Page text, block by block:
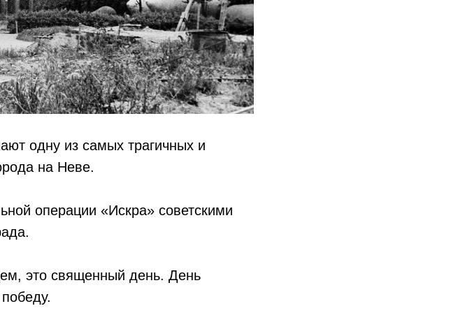
одну из самых трагичных и
на Неве.
операции «Искра» советскими
это священный день. День